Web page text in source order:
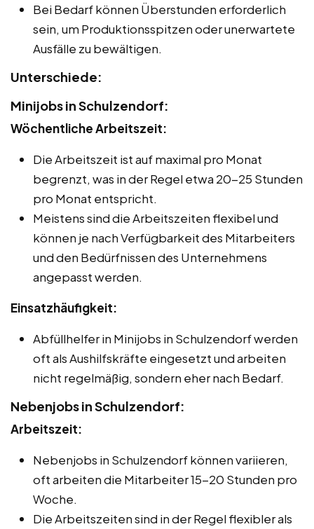
Bei Bedarf können Überstunden erforderlich
sein, um Produktionsspitzen oder unerwartete
Ausfälle zu bewältigen.
Unterschiede:
Minijobs in Schulzendorf:
Wöchentliche Arbeitszeit:
Die Arbeitszeit ist auf maximal pro Monat
begrenzt, was in der Regel etwa 20-25 Stunden
pro Monat entspricht.
Meistens sind die Arbeitszeiten flexibel und
können je nach Verfügbarkeit des Mitarbeiters
und den Bedürfnissen des Unternehmens
angepasst werden.
Einsatzhäufigkeit:
Abfüllhelfer in Minijobs in Schulzendorf werden
oft als Aushilfskräfte eingesetzt und arbeiten
nicht regelmäßig, sondern eher nach Bedarf.
Nebenjobs in Schulzendorf:
Arbeitszeit:
Nebenjobs in Schulzendorf können variieren,
oft arbeiten die Mitarbeiter 15-20 Stunden pro
Woche.
Die Arbeitszeiten sind in der Regel flexibler als